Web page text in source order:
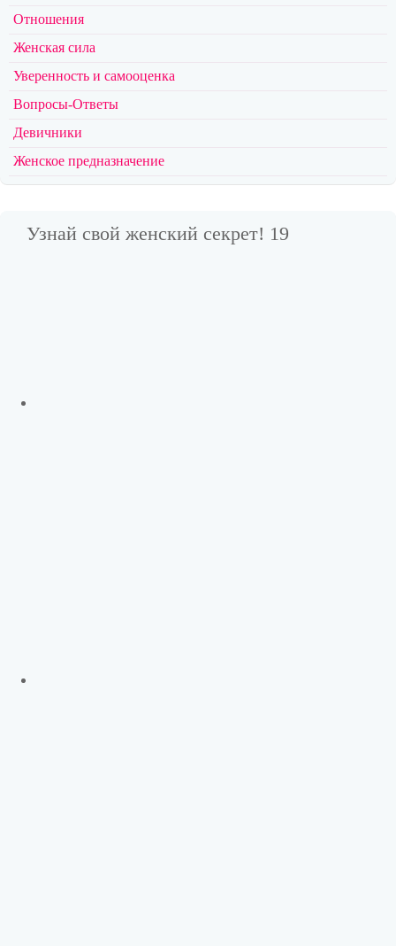
Отношения
Женская сила
Уверенность и самооценка
Вопросы-Ответы
Девичники
Женское предназначение
Узнай свой женский секрет! 19